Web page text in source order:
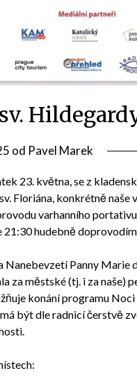
od Pavel Marek
23. května, se z
Floriána, konkrétně naše
varhanního
hudebně
Panny Marie
za městské (tj. i za naše)
konání programu
být dle radnicí čerstvě